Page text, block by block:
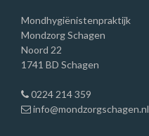
Mondhygiënistenpraktijk
Mondzorg Schagen
Noord 22
1741 BD Schagen
0224 214 359
info@mondzorgschagen.nl